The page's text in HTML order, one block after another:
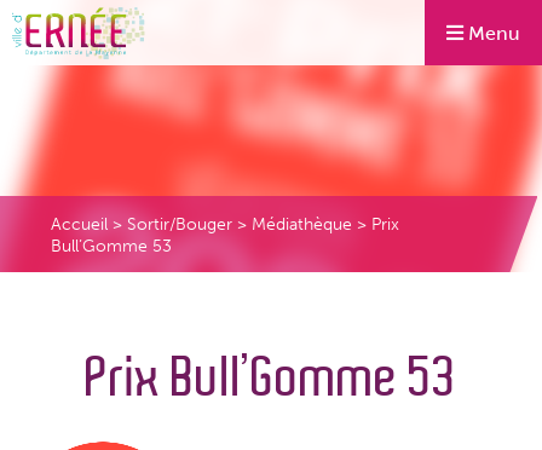
Menu
Accueil > Sortir/Bouger > Médiathèque > Prix
Bull’Gomme 53
Prix Bull’Gomme 53